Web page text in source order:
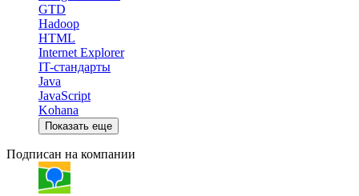
GTD
Hadoop
HTML
Internet Explorer
IT-стандарты
Java
JavaScript
Kohana
Показать еще
Подписан на компании